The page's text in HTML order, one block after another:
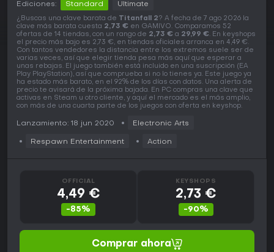
Ediciones: Standard Ultimate
¿Buscas una clave barata de Titanfall 2? A fecha de 7 ago 2026 la
clave más barata cuesta 2,73 € en GAMIVO. Comparamos 52
ofertas de 14 tiendas, con un rango de 2,73 € a 29,99 €. En keyshops
el precio más bajo es 2,73 €, en tiendas oficiales arranca en 4,49 €.
Con tantos vendedores la distancia entre los extremos suele ser de
varias veces, así que elegir tienda pesa más aquí que esperar a
unas rebajas. El juego también está incluido en una suscripción (EA
Play PlayStation), así que comprueba si no lo tienes ya. Este juego ya
ha estado más barato, en el 92% de los días con datos. Una alerta de
precio te avisará de la próxima bajada. En PC compras una clave que
activas en Steam u otro cliente, y aquí el mercado es el más amplio,
con más de una cuarta parte de los juegos con oferta en keyshop.
Lanzamiento: 18 jun 2020 Electronic Arts
Respawn Entertainment Action
OFFICIAL
4,49 €
-85%
KEYSHOPS
2,73 €
-90%
Comprar ahora